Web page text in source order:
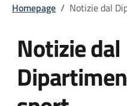
Homepage / Notizie dal
Notizie dal